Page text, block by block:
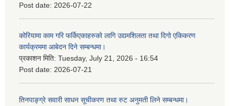
Post date: 2026-07-22
कोरियामा काम गरि फर्किएकाहरुको लागि उद्यमशिलता तथा दिगो एकिकरण
कार्यक्रममा आबेदन दिने सम्बन्धमा।
प्रकाशन मिति: Tuesday, July 21, 2026 - 16:54
Post date: 2026-07-21
तिनपाङ्ग्रे सवारी साधन सूचीकरण तथा रुट अनुमती लिने सम्बन्धमा।